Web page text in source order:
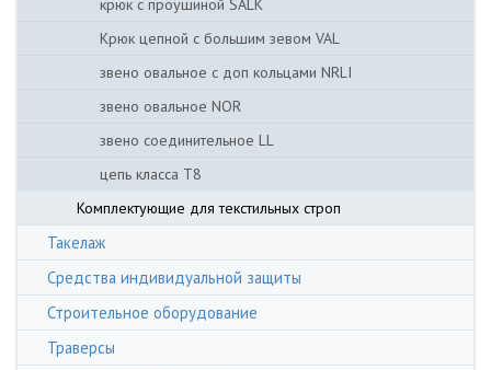
Крюк цепной с большим зевом VAL
звено овальное с доп кольцами NRLI
звено овальное NOR
звено соединительное LL
цепь класса Т8
Комплектующие для текстильных строп
Такелаж
Средства индивидуальной защиты
Строительное оборудование
Траверсы